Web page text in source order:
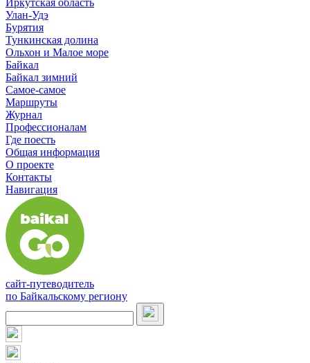
Иркутская область
Улан-Удэ
Бурятия
Тункинская долина
Ольхон и Малое море
Байкал
Байкал зимний
Самое-самое
Маршруты
Журнал
Профессионалам
Где поесть
Общая информация
О проекте
Контакты
Навигация
сайт-путеводитель
по Байкальскому региону